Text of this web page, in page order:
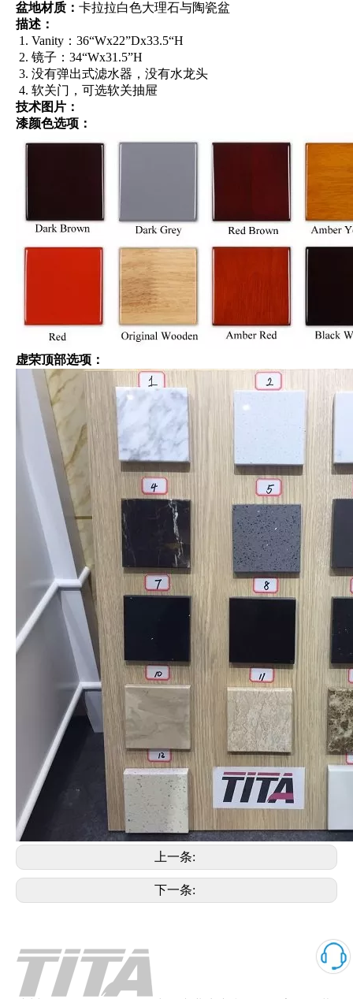
盆地材质： 卡拉拉白色大理石与陶瓷盆
描述：
Vanity：36“Wx22”Dx33.5“H
镜子：34“Wx31.5”H
没有弹出式滤水器，没有水龙头
软关门，可选软关抽屉
技术图片：
漆颜色选项：
虚荣顶部选项：
上一条:
下一条: